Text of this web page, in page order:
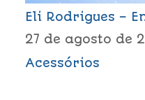
Eli Rodrigues –
27 de agosto de
Acessórios